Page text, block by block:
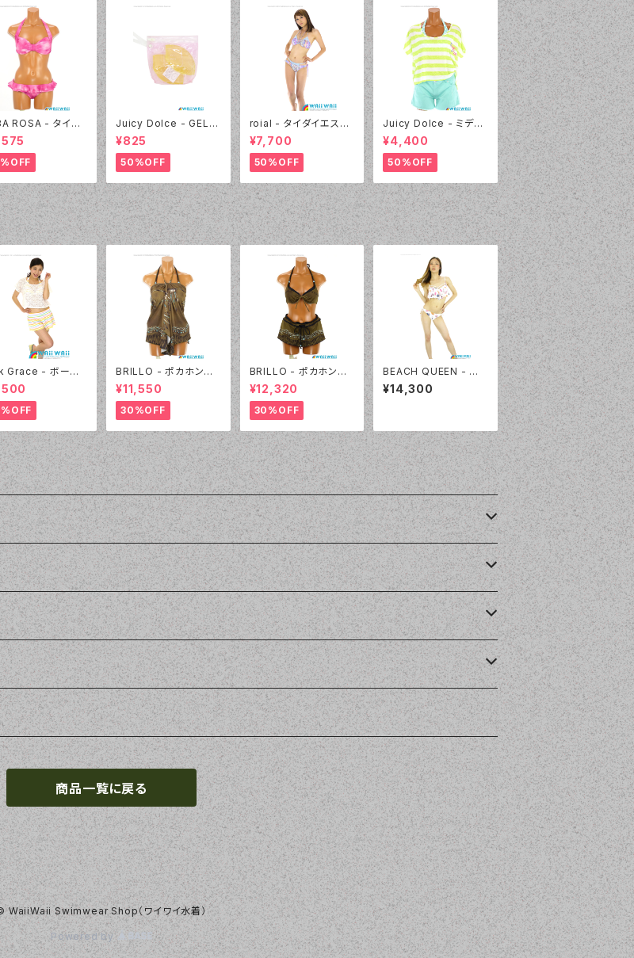
ROSA - タイダ
ンドゥ（14407 - 1
ク）
Juicy Dolce - GEL P
AD ジェルパッド（030
- 40:イエロー）
¥825
50%OFF
roial - タイダイエスニ
ック＆デニムプリント（2
4405 - 80:パープル）
¥7,700
50%OFF
Juicy Dolce - ミディ
アムドット（3405 - 60:
グリーン）
¥4,400
50%OFF
Grace - ボーダ
スフリル 4点セッ
01:ホワイ
BRILLO - ポカホンタ
ス パレオセット（4302
- 54:カーキ）
¥11,550
30%OFF
BRILLO - ポカホンタ
ス パンツセット（4303
- 54:カーキ）
¥12,320
30%OFF
BEACH QUEEN - ワ
イヤーフリルビキニ（33
3060 - 08:ホワイト大
¥14,300
商品一覧に戻る
WaiiWaii Swimwear Shop（ワイワイ水着）
Powered by